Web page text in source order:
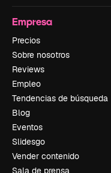
Empresa
Precios
Sobre nosotros
Reviews
Empleo
Tendencias de búsqueda
Blog
Eventos
Slidesgo
Vender contenido
Sala de prensa